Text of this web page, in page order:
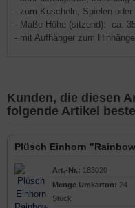
- zum Kuscheln, Spielen oder
- Maße Höhe (sitzend): ca.
- mit Aufhänger zum
Kunden, die diesen
folgende Artikel
Plüsch Einhorn
Art.-Nr.: 183020
Menge Umkarton: 24
Stück